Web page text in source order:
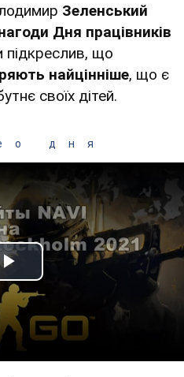
Зеленський
Дня працівників
підкреслив, що
найцінніше, що є
своїх дітей.
дня
Play Video